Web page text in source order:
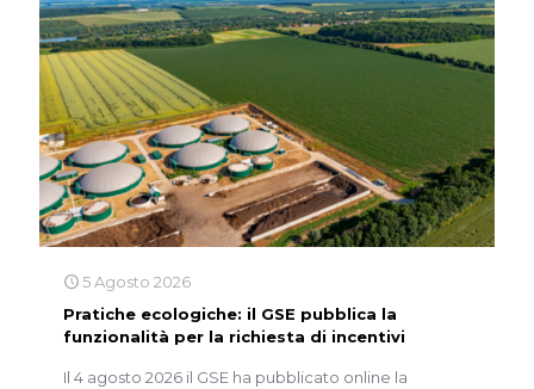
5 Agosto 2026
Pratiche ecologiche: il GSE pubblica la
funzionalità per la richiesta di incentivi
Il 4 agosto 2026 il GSE ha pubblicato online la